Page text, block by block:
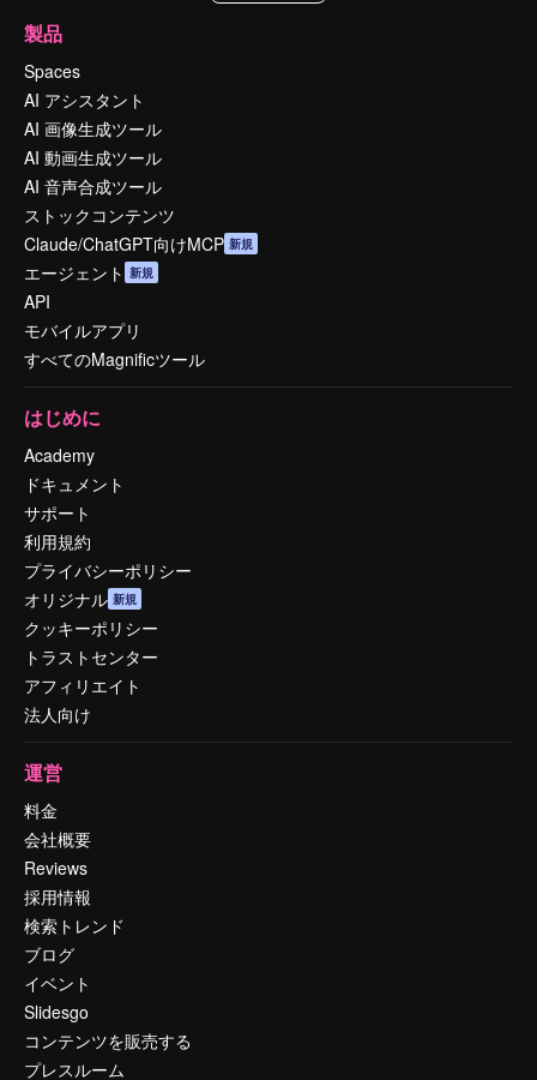
製品
Spaces
AI アシスタント
AI 画像生成ツール
AI 動画生成ツール
AI 音声合成ツール
ストックコンテンツ
Claude/ChatGPT向けMCP 新規
エージェント 新規
API
モバイルアプリ
すべてのMagnificツール
はじめに
Academy
ドキュメント
サポート
利用規約
プライバシーポリシー
オリジナル 新規
クッキーポリシー
トラストセンター
アフィリエイト
法人向け
運営
料金
会社概要
Reviews
採用情報
検索トレンド
ブログ
イベント
Slidesgo
コンテンツを販売する
プレスルーム